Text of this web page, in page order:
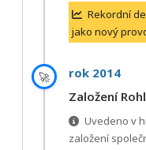
Rekordní
jako nový
🚀
rok 2014
Založení
Uvedeno v
založení